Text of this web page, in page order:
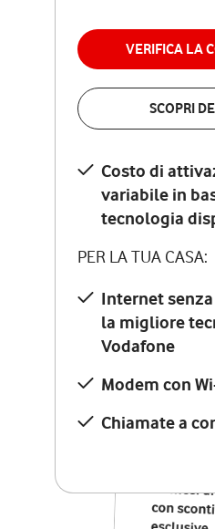
VERIFICA LA
SCOPRI
Costo di
variabile in
tecnologia
PER LA TUA CASA:
Internet
la migliore
Vodafone
Modem con
Chiamate a
Costo di
variabile
PER LA TUA
Internet
la
Modem
numeri
nazionali
12 mesi
con